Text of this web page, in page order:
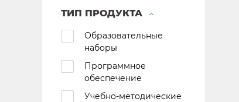
ТИП ПРОДУКТА
Образовательные
наборы
Программное
обеспечение
Учебно-методические